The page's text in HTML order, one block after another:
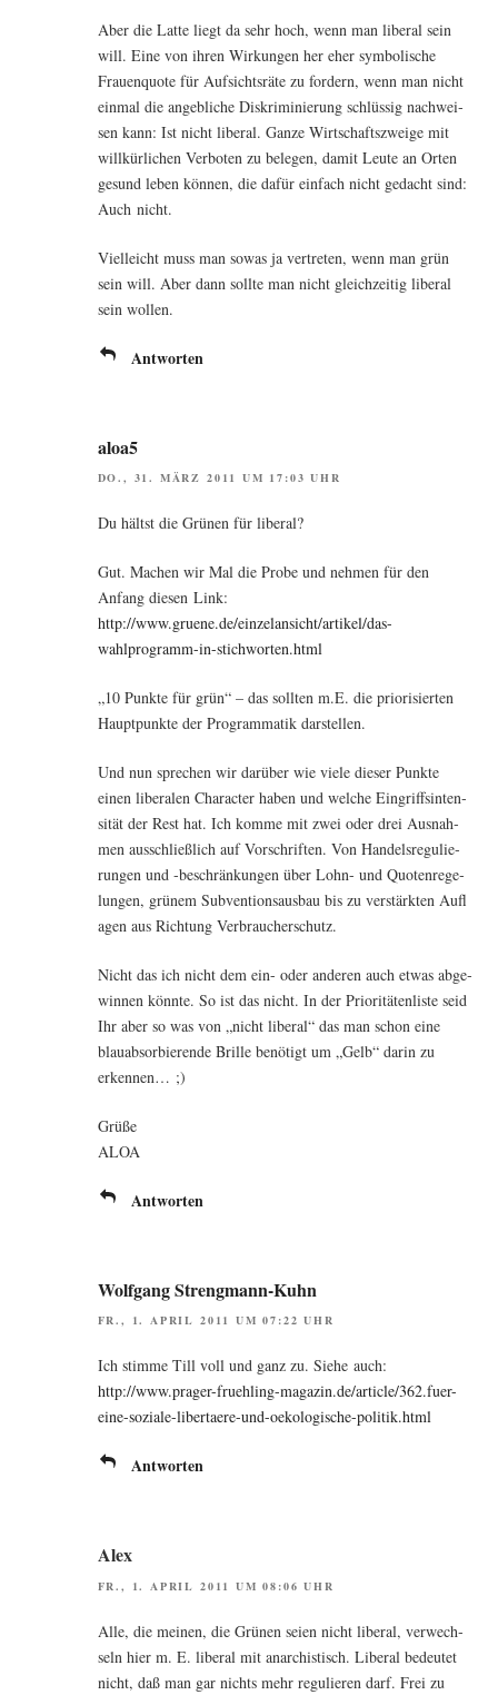
Aber die Lat­te liegt da sehr hoch, wenn man libe­ral sein
will. Eine von ihren Wir­kun­gen her eher sym­bo­li­sche
Frau­en­quo­te für Auf­sichts­rä­te zu for­dern, wenn man nicht
ein­mal die angeb­li­che Dis­kri­mi­nie­rung schlüs­sig nach­wei­
sen kann: Ist nicht libe­ral. Gan­ze Wirt­schafts­zwei­ge mit
will­kür­li­chen Ver­bo­ten zu bele­gen, damit Leu­te an Orten
gesund leben kön­nen, die dafür ein­fach nicht gedacht sind:
Auch nicht.
Viel­leicht muss man sowas ja ver­tre­ten, wenn man grün
sein will. Aber dann soll­te man nicht gleich­zei­tig libe­ral
sein wollen.
Antworten
aloa5
DO., 31. MÄRZ 2011 UM 17:03 UHR
Du hältst die Grü­nen für liberal?
Gut. Machen wir Mal die Pro­be und neh­men für den
Anfang die­sen Link:
http://www.gruene.de/einzelansicht/artikel/das-
wahlprogramm-in-stichworten.html
„10 Punk­te für grün“ – das soll­ten m.E. die prio­ri­sier­ten
Haupt­punk­te der Pro­gram­ma­tik darstellen.
Und nun spre­chen wir dar­über wie vie­le die­ser Punk­te
einen libe­ra­len Cha­rac­ter haben und wel­che Ein­griffs­in­ten­
si­tät der Rest hat. Ich kom­me mit zwei oder drei Aus­nah­
men aus­schließ­lich auf Vor­schrif­ten. Von Han­dels­re­gu­lie­
run­gen und ‑beschrän­kun­gen über Lohn- und Quo­ten­re­ge­
lun­gen, grü­nem Sub­ven­ti­ons­aus­bau bis zu ver­stärk­ten Auf­l
a­gen aus Rich­tung Verbraucherschutz.
Nicht das ich nicht dem ein- oder ande­ren auch etwas abge­
win­nen könn­te. So ist das nicht. In der Prio­ri­tä­ten­lis­te seid
Ihr aber so was von „nicht libe­ral“ das man schon eine
blau­ab­sor­bie­ren­de Bril­le benö­tigt um „Gelb“ dar­in zu
erkennen… ;)
Grü­ße
ALOA
Antworten
Wolfgang Strengmann-Kuhn
FR., 1. APRIL 2011 UM 07:22 UHR
Ich stim­me Till voll und ganz zu. Sie­he auch:
http://www.prager-fruehling-magazin.de/article/362.fuer-
eine-soziale-libertaere-und-oekologische-politik.html
Antworten
Alex
FR., 1. APRIL 2011 UM 08:06 UHR
Alle, die mei­nen, die Grü­nen sei­en nicht libe­ral, ver­wech­
seln hier m. E. libe­ral mit anar­chis­tisch. Libe­ral bedeu­tet
nicht, daß man gar nichts mehr regu­lie­ren darf. Frei zu